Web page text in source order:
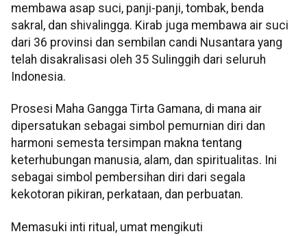
membawa asap suci, panji-panji, tombak, benda
sakral, dan shivalingga. Kirab juga membawa air suci
dari 36 provinsi dan sembilan candi Nusantara yang
telah disakralisasi oleh 35 Sulinggih dari seluruh
Indonesia.
Prosesi Maha Gangga Tirta Gamana, di mana air
dipersatukan sebagai simbol pemurnian diri dan
harmoni semesta tersimpan makna tentang
keterhubungan manusia, alam, dan spiritualitas. Ini
sebagai simbol pembersihan diri dari segala
kekotoran pikiran, perkataan, dan perbuatan.
Memasuki inti ritual, umat mengikuti